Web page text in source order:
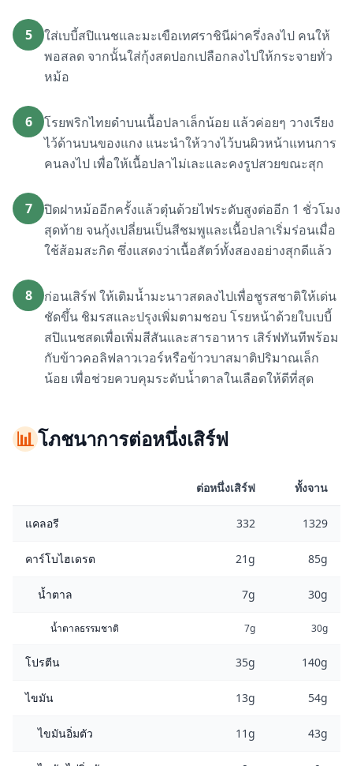
5
ใส่เบบี้สปิแนชและมะเขือเทศราชินีผ่าครึ่งลงไป คนให้
พอสลด จากนั้นใส่กุ้งสดปอกเปลือกลงไปให้กระจายทั่ว
หม้อ
6
โรยพริกไทยดำบนเนื้อปลาเล็กน้อย แล้วค่อยๆ วางเรียง
ไว้ด้านบนของแกง แนะนำให้วางไว้บนผิวหน้าแทนการ
คนลงไป เพื่อให้เนื้อปลาไม่เละและคงรูปสวยขณะสุก
7
ปิดฝาหม้ออีกครั้งแล้วตุ๋นด้วยไฟระดับสูงต่ออีก 1 ชั่วโมง
สุดท้าย จนกุ้งเปลี่ยนเป็นสีชมพูและเนื้อปลาเริ่มร่อนเมื่อ
ใช้ส้อมสะกิด ซึ่งแสดงว่าเนื้อสัตว์ทั้งสองอย่างสุกดีแล้ว
8
ก่อนเสิร์ฟ ให้เติมน้ำมะนาวสดลงไปเพื่อชูรสชาติให้เด่น
ชัดขึ้น ชิมรสและปรุงเพิ่มตามชอบ โรยหน้าด้วยใบเบบี้
สปิแนชสดเพื่อเพิ่มสีสันและสารอาหาร เสิร์ฟทันทีพร้อม
กับข้าวคอลิฟลาวเวอร์หรือข้าวบาสมาติปริมาณเล็ก
น้อย เพื่อช่วยควบคุมระดับน้ำตาลในเลือดให้ดีที่สุด
📊โภชนาการต่อหนึ่งเสิร์ฟ
ต่อหนึ่งเสิร์ฟ ทั้งจาน
แคลอรี 332 1329
คาร์โบไฮเดรต 21g 85g
น้ำตาล 7g 30g
น้ำตาลธรรมชาติ 7g 30g
โปรตีน 35g 140g
ไขมัน 13g 54g
ไขมันอิ่มตัว 11g 43g